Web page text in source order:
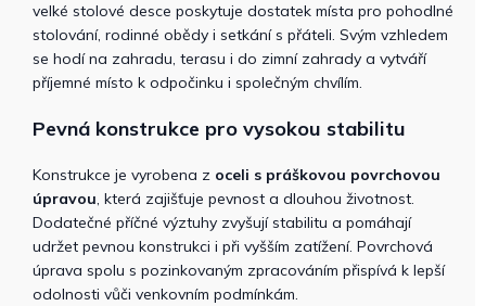
velké stolové desce poskytuje dostatek místa pro pohodlné
stolování, rodinné obědy i setkání s přáteli. Svým vzhledem
se hodí na zahradu, terasu i do zimní zahrady a vytváří
příjemné místo k odpočinku i společným chvílím.
Pevná konstrukce pro vysokou stabilitu
Konstrukce je vyrobena z oceli s práškovou povrchovou
úpravou, která zajišťuje pevnost a dlouhou životnost.
Dodatečné příčné výztuhy zvyšují stabilitu a pomáhají
udržet pevnou konstrukci i při vyšším zatížení. Povrchová
úprava spolu s pozinkovaným zpracováním přispívá k lepší
odolnosti vůči venkovním podmínkám.